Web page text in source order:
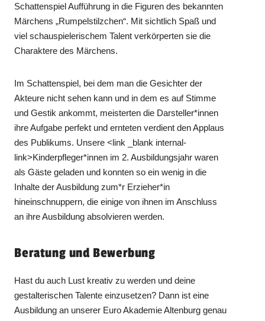
Schattenspiel Aufführung in die Figuren des bekannten
Märchens „Rumpelstilzchen“. Mit sichtlich Spaß und
viel schauspielerischem Talent verkörperten sie die
Charaktere des Märchens.
Im Schattenspiel, bei dem man die Gesichter der
Akteure nicht sehen kann und in dem es auf Stimme
und Gestik ankommt, meisterten die Darsteller*innen
ihre Aufgabe perfekt und ernteten verdient den Applaus
des Publikums. Unsere <link _blank internal-
link>Kinderpfleger*innen im 2. Ausbildungsjahr waren
als Gäste geladen und konnten so ein wenig in die
Inhalte der Ausbildung zum*r Erzieher*in
hineinschnuppern, die einige von ihnen im Anschluss
an ihre Ausbildung absolvieren werden.
Beratung und Bewerbung
Hast du auch Lust kreativ zu werden und deine
gestalterischen Talente einzusetzen? Dann ist eine
Ausbildung an unserer Euro Akademie Altenburg genau